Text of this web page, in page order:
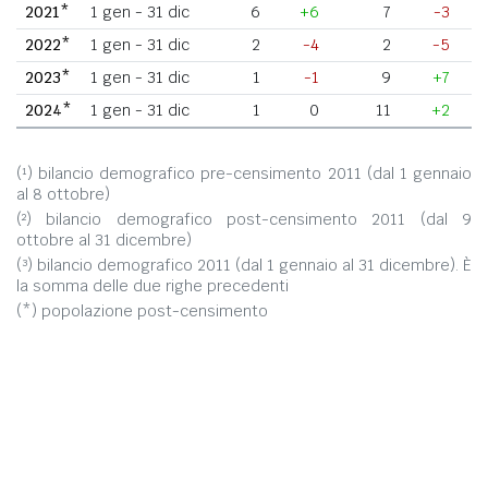
2021*
1 gen - 31 dic 6 +6 7
-3
2022*
1 gen - 31 dic 2 -4 2
-5
2023*
1 gen - 31 dic 1 -1 9
+7
2024*
1 gen - 31 dic 1 0 11 +2
(¹) bilancio demografico pre-censimento 2011 (dal 1 gennaio
al 8 ottobre)
(²) bilancio demografico post-censimento 2011 (dal 9
ottobre al 31 dicembre)
(³) bilancio demografico 2011 (dal 1 gennaio al 31 dicembre). È
la somma delle due righe precedenti
(*) popolazione post-censimento